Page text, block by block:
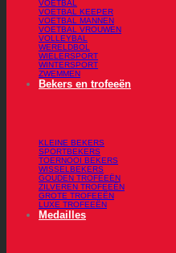
VOETBAL
VOETBAL KEEPER
VOETBAL MANNEN
VOETBAL VROUWEN
VOLLEYBAL
WERELDBOL
WIELERSPORT
WINTERSPORT
ZWEMMEN
Bekers en trofeeën
KLEINE BEKERS
SPORTBEKERS
TOERNOOI BEKERS
WISSELBEKERS
GOUDEN TROFEEËN
ZILVEREN TROFEEËN
GROTE TROFEEËN
LUXE TROFEEËN
Medailles